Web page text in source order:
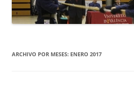
ARCHIVO POR MESES: ENERO 2017